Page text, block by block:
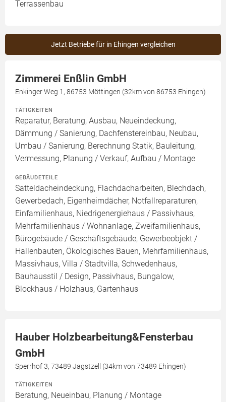
Terrassenbau
Jetzt Betriebe für in Ehingen vergleichen
Zimmerei Enßlin GmbH
Enkinger Weg 1, 86753 Möttingen (32km von 86753 Ehingen)
TÄTIGKEITEN
Reparatur, Beratung, Ausbau, Neueindeckung,
Dämmung / Sanierung, Dachfenstereinbau, Neubau,
Umbau / Sanierung, Berechnung Statik, Bauleitung,
Vermessung, Planung / Verkauf, Aufbau / Montage
GEBÄUDETEILE
Satteldacheindeckung, Flachdacharbeiten, Blechdach,
Gewerbedach, Eigenheimdächer, Notfallreparaturen,
Einfamilienhaus, Niedrigenergiehaus / Passivhaus,
Mehrfamilienhaus / Wohnanlage, Zweifamilienhaus,
Bürogebäude / Geschäftsgebäude, Gewerbeobjekt /
Hallenbauten, Ökologisches Bauen, Mehrfamilienhaus,
Massivhaus, Villa / Stadtvilla, Schwedenhaus,
Bauhausstil / Design, Passivhaus, Bungalow,
Blockhaus / Holzhaus, Gartenhaus
Hauber Holzbearbeitung&Fensterbau
GmbH
Sperrhof 3, 73489 Jagstzell (34km von 73489 Ehingen)
TÄTIGKEITEN
Beratung, Neueinbau, Planung / Montage